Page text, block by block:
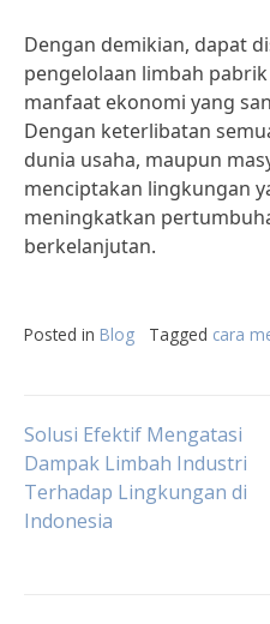
Dengan demikian, dapat
pengelolaan limbah
manfaat ekonomi yang
Dengan keterlibatan
dunia usaha, maupun
menciptakan lingkungan
meningkatkan
berkelanjutan.
Posted in Blog Tagged cara
Post
navigation
Solusi Efektif Mengatasi
Dampak Limbah Industri
Terhadap Lingkungan di
Indonesia